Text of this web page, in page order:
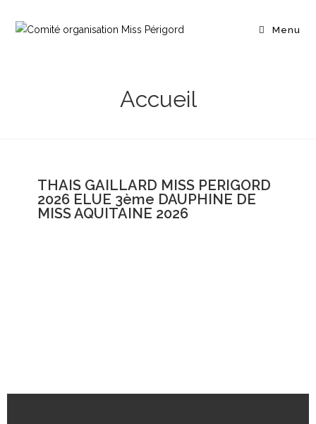
Menu
Accueil
THAIS GAILLARD MISS PERIGORD
2026 ELUE 3ème DAUPHINE DE
MISS AQUITAINE 2026